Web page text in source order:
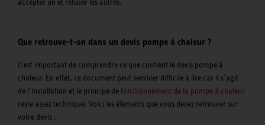
Que retrouve-t-on dans un devis pompe à chaleur ?
Il est important de comprendre ce que contient le devis pompe à
chaleur. En effet, ce document peut sembler difficile à lire car il s’agit
de l’installation et le principe defonctionnement de la pompe à chaleur
reste assez technique. Voici les éléments que vous devez retrouver sur
votre devis :